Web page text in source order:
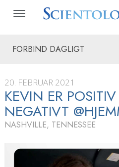
FORBIND DAGLIGT
20. FEBRUAR 2021
KEVIN ER
NEGATIVT
NASHVILLE, TENNESSEE